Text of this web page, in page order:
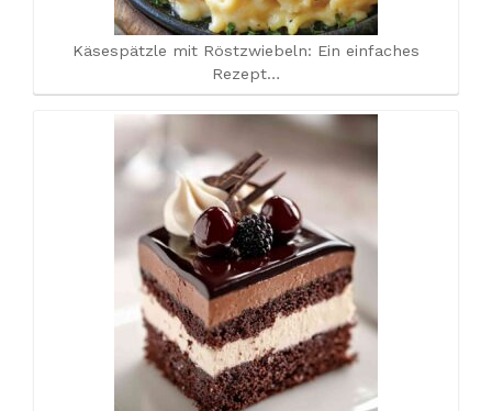
Käsespätzle mit Röstzwiebeln: Ein einfaches
Rezept…